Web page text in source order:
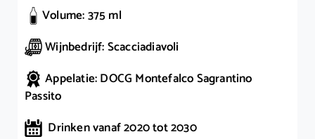
Volume: 375 ml
Wijnbedrijf: Scacciadiavoli
Appelatie: DOCG Montefalco Sagrantino
Passito
Drinken vanaf 2020 tot 2030